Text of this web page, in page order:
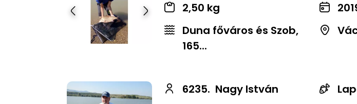
Előző Következő
2,50 kg
Duna főváros és Szob,
165...
6235. Nagy István